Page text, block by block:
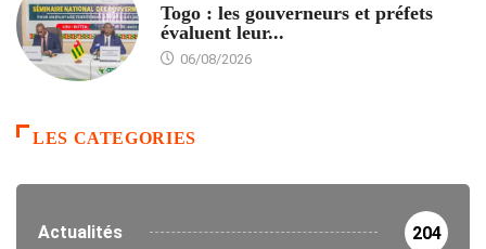
Togo : les gouverneurs et préfets
évaluent leur...
06/08/2026
LES CATEGORIES
Actualités 204